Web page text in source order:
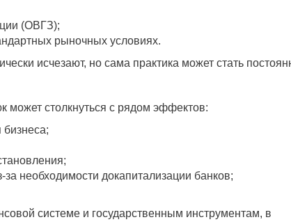
(ОВГЗ);
рыночных условиях.
исчезают, но сама практика может стать
может столкнуться с рядом эффектов:
бизнеса;
за необходимости докапитализации банков;
системе и государственным инструментам, в